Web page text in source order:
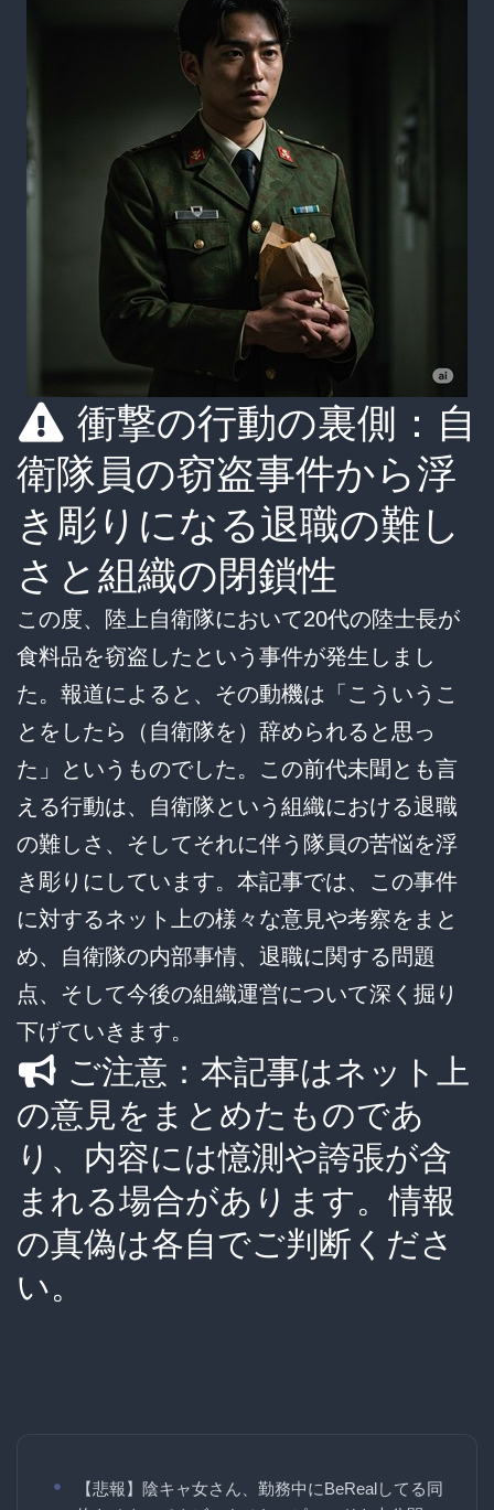
衝撃の行動の裏側：自
衛隊員の窃盗事件から浮
き彫りになる退職の難し
さと組織の閉鎖性
この度、陸上自衛隊において20代の陸士長が
食料品を窃盗したという事件が発生しまし
た。報道によると、その動機は「こういうこ
とをしたら（自衛隊を）辞められると思っ
た」というものでした。この前代未聞とも言
える行動は、自衛隊という組織における退職
の難しさ、そしてそれに伴う隊員の苦悩を浮
き彫りにしています。本記事では、この事件
に対するネット上の様々な意見や考察をまと
め、自衛隊の内部事情、退職に関する問題
点、そして今後の組織運営について深く掘り
下げていきます。
ご注意：本記事はネット上
の意見をまとめたものであ
り、内容には憶測や誇張が含
まれる場合があります。情報
の真偽は各自でご判断くださ
い。
【悲報】陰キャ女さん、勤務中にBeRealしてる同